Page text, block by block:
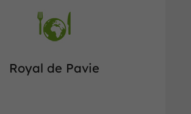
Royal de Pavie